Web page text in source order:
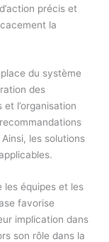
précis et
la
du système
des
l’organisation
les solutions
les équipes et les
favorise
implication dans
son rôle dans la